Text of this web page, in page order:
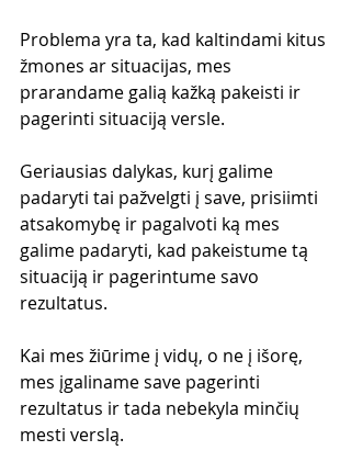
Problema yra ta, kad kaltindami kitus
žmones ar situacijas, mes
prarandame galią kažką pakeisti ir
pagerinti situaciją versle.
Geriausias dalykas, kurį galime
padaryti tai pažvelgti į save, prisiimti
atsakomybę ir pagalvoti ką mes
galime padaryti, kad pakeistume tą
situaciją ir pagerintume savo
rezultatus.
Kai mes žiūrime į vidų, o ne į išorę,
mes įgaliname save pagerinti
rezultatus ir tada nebekyla minčių
mesti verslą.